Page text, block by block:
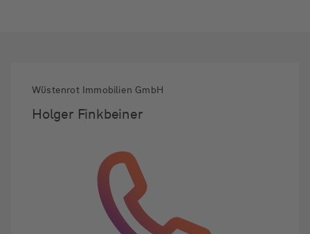
Wüstenrot Immobilien GmbH
Holger Finkbeiner